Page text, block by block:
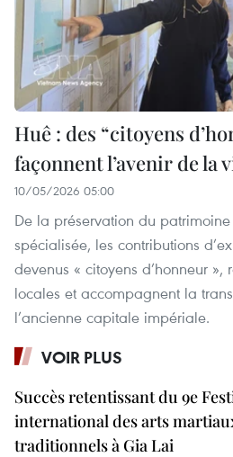
Huê : des “citoyens
façonnent l’avenir de la
10/05/2026 05:00
De la préservation du
spécialisée, les contributions
devenus « citoyens d’honneur »,
locales et accompagnent la
l’ancienne capitale impériale.
VOIR PLUS
Succès retentissant du 9e
international des arts
traditionnels à Gia Lai